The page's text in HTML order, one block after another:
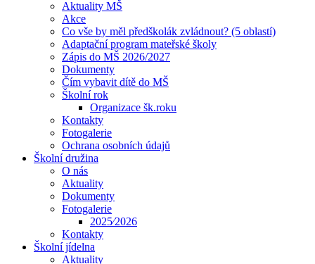
Aktuality MŠ
Akce
Co vše by měl předškolák zvládnout? (5 oblastí)
Adaptační program mateřské školy
Zápis do MŠ 2026/2027
Dokumenty
Čím vybavit dítě do MŠ
Školní rok
Organizace šk.roku
Kontakty
Fotogalerie
Ochrana osobních údajů
Školní družina
O nás
Aktuality
Dokumenty
Fotogalerie
2025⁄2026
Kontakty
Školní jídelna
Aktuality